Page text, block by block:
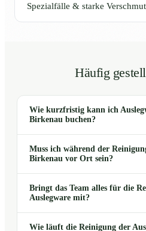
Spezialfälle & starke
Häufig
Wie kurzfristig kann ich
Birkenau buchen?
Muss ich während der
Birkenau vor Ort sein?
Bringt das Team alles für die
Auslegware mit?
Wie läuft die Reinigung der